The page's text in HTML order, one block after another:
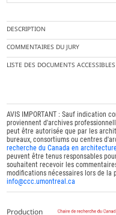
DESCRIPTION
COMMENTAIRES DU JURY
LISTE DES DOCUMENTS ACCESSIBLES
AVIS IMPORTANT : Sauf indication
proviennent d'archives
peut être autorisée que par les
bureaux, consortiums ou centres
recherche du Canada en
peuvent être tenus responsables
souhaitent recevoir les
modifications nécessaires lors de la
info@ccc.umontreal.ca
Production